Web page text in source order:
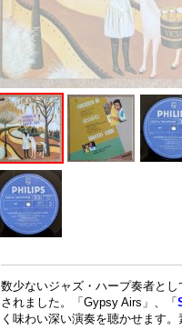
数少ないジャズ・ハープ奏者と
されました。「Gypsy Airs」、「
く味わい深い演奏を聴かせます